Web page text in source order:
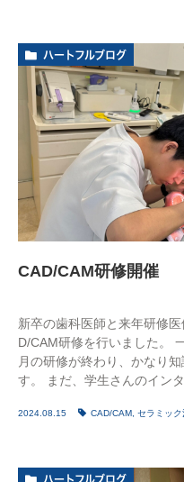
ハートフルブログ
CAD/CAM研修開催
新卒の歯科医師と来年研修
D/CAM研修を行いました。
月の研修が終わり、かなり
す。 まだ、学生さんのイン
2024.08.15 CAD/CAM セラミック
ハートフルブログ